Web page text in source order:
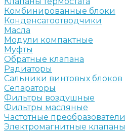
Комбинированные блоки
Конденсатоотводчики
Масла
Модули компактные
Муфты
Обратные клапана
Радиаторы
Сальники винтовых блоков
Сепараторы
Фильтры воздушные
Фильтры масляные
Частотные преобразователи
Электромагнитные клапаны